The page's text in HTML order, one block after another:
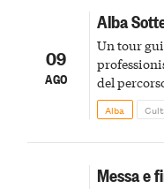
09
AGO
Alba
Un tour
del
Alba
Messa e